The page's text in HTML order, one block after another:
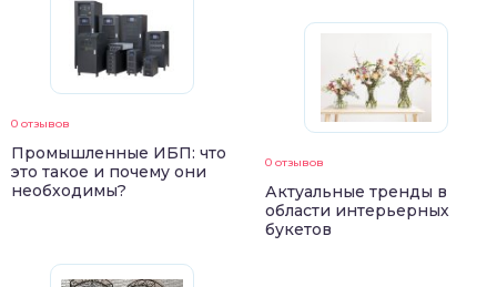
0 отзывов
Промышленные ИБП: что
это такое и почему они
необходимы?
0 отзывов
Актуальные тренды в
области интерьерных
букетов